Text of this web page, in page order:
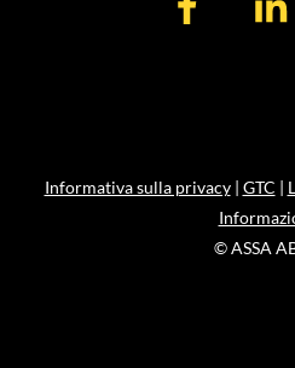
Informativa sulla privacy| GTC |
© ASSA